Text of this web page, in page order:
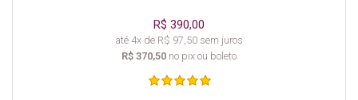
R$ 390,00
até 4x de R$ 97,50 sem juros
R$ 370,50 no pix ou boleto